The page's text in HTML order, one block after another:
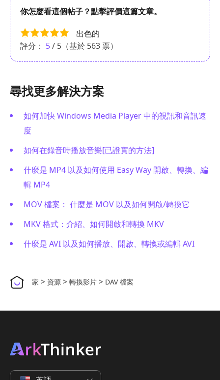
你怎麼看這個帖子？點擊評價這篇文章。
出色的
評分： 5/ 5（基於 563 票）
尋找更多解決方案
如何加快 Windows Media Player 中的視訊和音訊速
度
如何在錄音時播放音樂[已證實的方法]
什麼是 MP4 以及如何使用 Easy Way 開啟、轉換、編
輯 MP4
MOV 檔案： 什麼是 MOV 以及如何開啟/轉換它
MKV 格式：介紹、如何開啟和轉換 MKV
什麼是 AVI 以及如何播放、開啟、轉換或編輯 AVI
家 > 資源 > 轉換影片 > DAV 檔案